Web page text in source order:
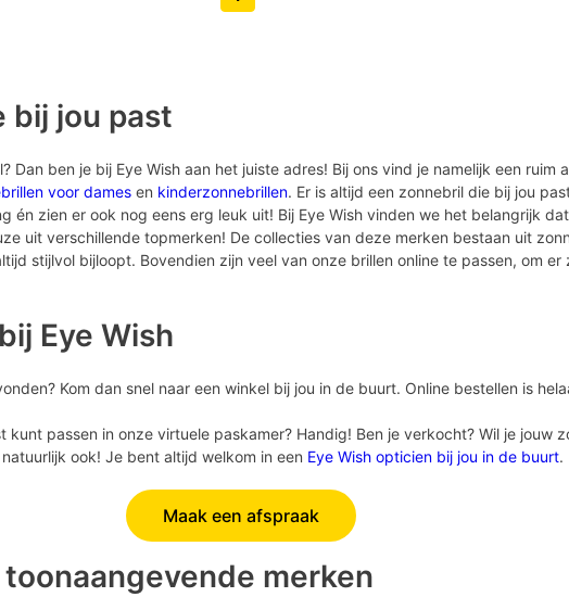
Vorige pagina knop
bij jou past
Dan ben je bij Eye Wish aan het juiste adres! Bij ons vind je namelijk een ruim
voor dames en kinderzonnebrillen. Er is altijd een zonnebril die bij jou
én zien er ook nog eens erg leuk uit! Bij Eye Wish vinden we het belangrijk
uit verschillende topmerken! De collecties van deze merken bestaan uit
stijlvol bijloopt. Bovendien zijn veel van onze brillen online te passen, om
Eye Wish
Kom dan snel naar een winkel bij jou in de buurt. Online bestellen is
passen in onze virtuele paskamer? Handig! Ben je verkocht? Wil je jouw
ook! Je bent altijd welkom in een Eye Wish opticien bij jou in de buurt.
Maak een afspraak
merken